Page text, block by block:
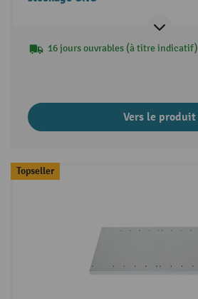
16 jours ouvrables (à titre indicatif)
Vers le produit
Topseller